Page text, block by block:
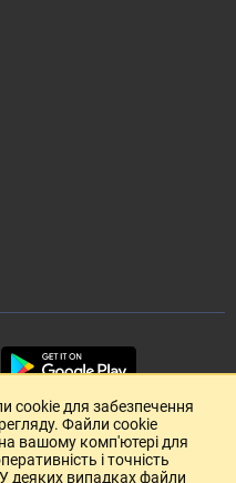
cookie для забезпечення
Файли cookie
вашому комп'ютері для
і точність
деяких випадках файли